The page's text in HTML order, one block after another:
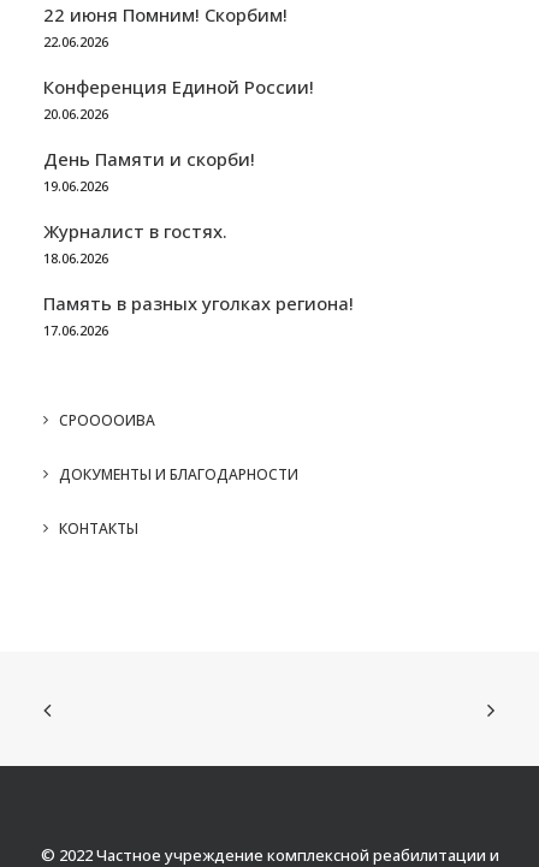
22 июня Помним! Скорбим!
22.06.2026
Конференция Единой России!
20.06.2026
День Памяти и скорби!
19.06.2026
Журналист в гостях.
18.06.2026
Память в разных уголках региона!
17.06.2026
СРООООИВА
ДОКУМЕНТЫ И БЛАГОДАРНОСТИ
КОНТАКТЫ
© 2022 Частное учреждение комплексной реабилитации и